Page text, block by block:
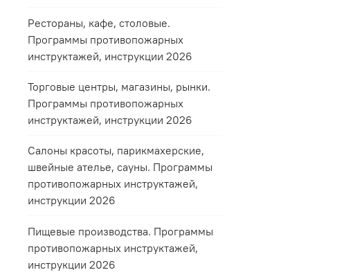
Рестораны, кафе, столовые.
Программы противопожарных
инструктажей, инструкции 2026
Торговые центры, магазины, рынки.
Программы противопожарных
инструктажей, инструкции 2026
Салоны красоты, парикмахерские,
швейные ателье, сауны. Программы
противопожарных инструктажей,
инструкции 2026
Пищевые производства. Программы
противопожарных инструктажей,
инструкции 2026